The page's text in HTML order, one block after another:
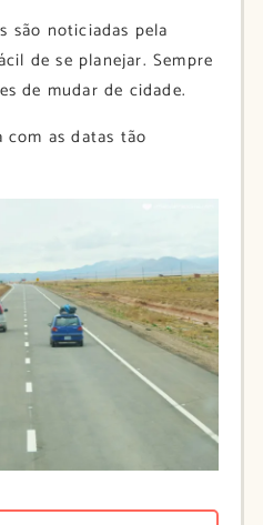
são noticiadas pela
de se planejar. Sempre
de mudar de cidade.
com as datas tão